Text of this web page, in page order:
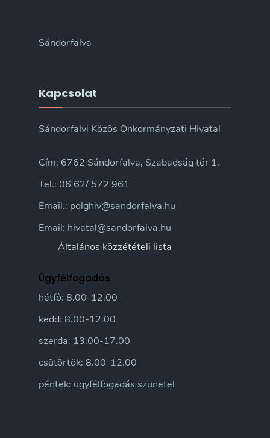
Sándorfalva
Kapcsolat
Sándorfalvi Közös Önkormányzati Hivatal
Cím: 6762 Sándorfalva, Szabadság tér 1.
Tel.: 06 62/ 572 961
Email.: polghiv@sandorfalva.hu
Email: hivatal@sandorfalva.hu
Általános közzétételi lista
Ügyfélfogadás
hétfő: 8.00-12.00
kedd: 8.00-12.00
szerda: 13.00-17.00
csütörtök: 8.00-12.00
péntek: ügyfélfogadás szünetel